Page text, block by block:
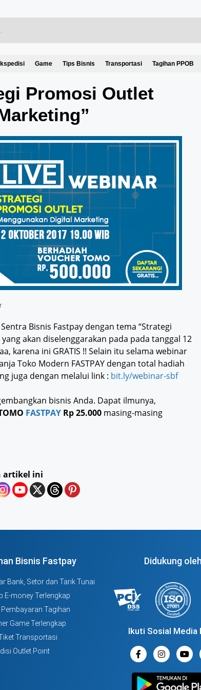
Game Tips Bisnis Transportasi Tagihan PPOB
Promosi Outlet
Bisnis Fastpay dengan tema “Strategi
akan diselenggarakan pada pada tanggal 12
karena ini GRATIS !! Selain itu selama webinar
Toko Modern FASTPAY dengan total hadiah
juga dengan melalui link : bit.ly/webinar-sbf
bisnis Anda. Dapat ilmunya,
FASTPAY Rp 25.000 masing-masing
artikel ini
Bisnis Fastpay
Bank, Setor dan Tarik Tunai
E-money Terlengkap
Pembayaran Tagihan
Game Terlengkap
Transportasi
Outlet Point
Didukung oleh
Ikuti Sosial Media